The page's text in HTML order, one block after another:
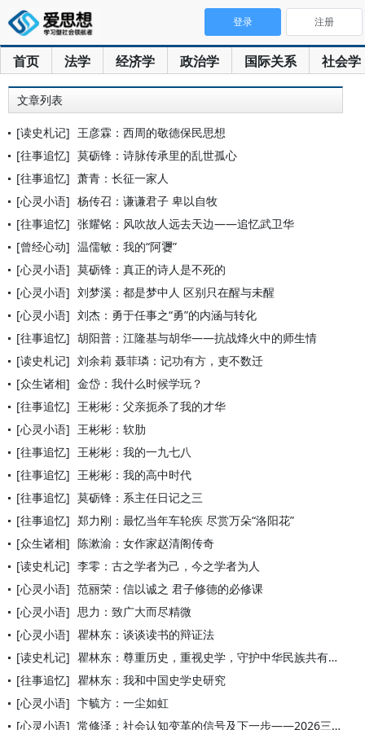
首页 法学 经济学 政治学 国际关系 社会学
登录 注册
文章列表
[读史札记] 王彦霖：西周的敬德保民思想
[往事追忆] 莫砺锋：诗脉传承里的乱世孤心
[往事追忆] 萧青：长征一家人
[心灵小语] 杨传召：谦谦君子 卑以自牧
[往事追忆] 张耀铭：风吹故人远去天边——追忆武卫华
[曾经心动] 温儒敏：我的“阿㜷”
[心灵小语] 莫砺锋：真正的诗人是不死的
[心灵小语] 刘梦溪：都是梦中人 区别只在醒与未醒
[心灵小语] 刘杰：勇于任事之“勇”的内涵与转化
[往事追忆] 胡阳普：江隆基与胡华——抗战烽火中的师生情
[读史札记] 刘余莉 聂菲璘：记功有方，吏不数迁
[众生诸相] 金岱：我什么时候学玩？
[往事追忆] 王彬彬：父亲扼杀了我的才华
[心灵小语] 王彬彬：软肋
[往事追忆] 王彬彬：我的一九七八
[往事追忆] 王彬彬：我的高中时代
[往事追忆] 莫砺锋：系主任日记之三
[往事追忆] 郑力刚：最忆当年车轮疾 尽赏万朵“洛阳花”
[众生诸相] 陈漱渝：女作家赵清阁传奇
[读史札记] 李零：古之学者为己，今之学者为人
[心灵小语] 范丽荣：信以诚之 君子修德的必修课
[心灵小语] 思力：致广大而尽精微
[心灵小语] 瞿林东：谈谈读书的辩证法
[读史札记] 瞿林东：尊重历史，重视史学，守护中华民族共有精神家园
[往事追忆] 瞿林东：我和中国史学史研究
[心灵小语] 卞毓方：一尘如虹
[心灵小语] 常修泽：社会认知变革的信号及下一步——2026三件民间出圈事